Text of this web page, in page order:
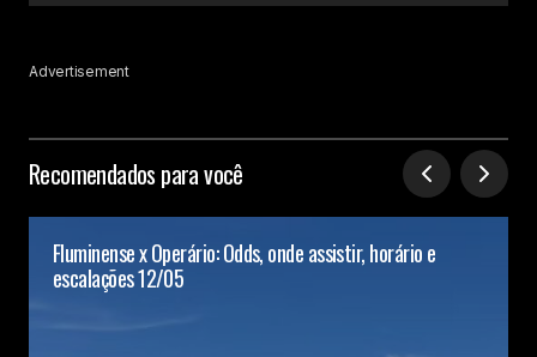
Advertisement
Recomendados para você
Fluminense x Operário: Odds, onde assistir, horário e
escalações 12/05